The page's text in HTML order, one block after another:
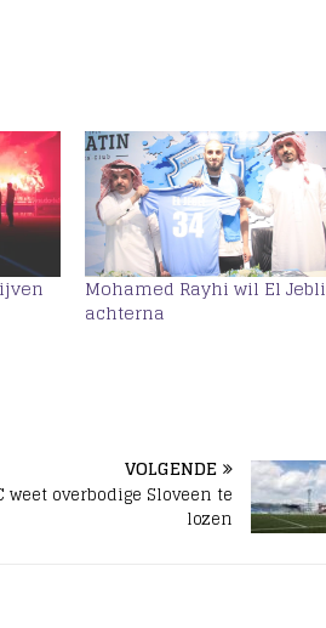
Mohamed Rayhi wil El Jebli
achterna
VOLGENDE
weet overbodige Sloveen te
lozen